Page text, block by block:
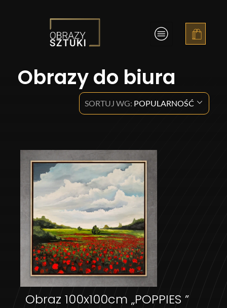
Obrazy do biura
SORTUJ WG: POPULARNOŚĆ
Obraz 100x100cm „POPPIES ”
DODAJ DO KOSZYKA